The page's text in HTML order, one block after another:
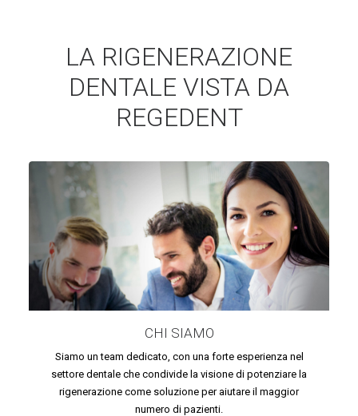
LA RIGENERAZIONE
DENTALE VISTA DA
REGEDENT
CHI SIAMO
Siamo un team dedicato, con una forte esperienza nel
settore dentale che condivide la visione di potenziare la
rigenerazione come soluzione per aiutare il maggior
numero di pazienti.